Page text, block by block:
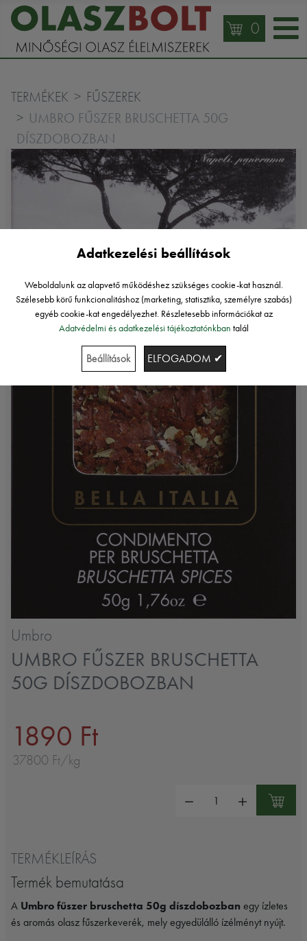
0
TERMÉKEK FŰSZEREK
UMBRO FŰSZER BRUSCHETTA 50G
DÍSZDOBOZBAN
Umbro
UMBRO FŰSZER BRUSCHETTA
50G DÍSZDOBOZBAN
1890 Ft
37800 Ft/kg
TERMÉKLEÍRÁS
Termék bemutatása
A Umbro fűszer bruschetta 50g díszdobozban egy ízletes
és aromás olasz fűszerkeverék, mely egyedülálló ízélményt nyújt.
Adatkezelési beállítások
Weboldalunk az alapvető működéshez szükséges cookie-kat használ.
Szélesebb körű funkcionalitáshoz (marketing, statisztika, személyre szabás)
egyéb cookie-kat engedélyezhet. Részletesebb információkat az
Adatvédelmi és adatkezelési tájékoztatónkban talál
Beállítások ELFOGADOM ✔